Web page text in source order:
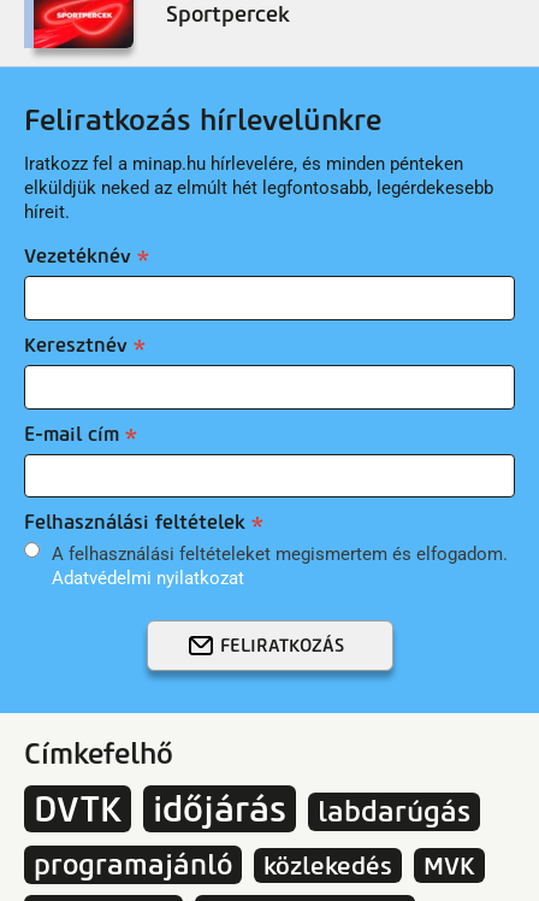
Sportpercek
Feliratkozás hírlevelünkre
Iratkozz fel a minap.hu hírlevelére, és minden pénteken
elküldjük neked az elmúlt hét legfontosabb, legérdekesebb
híreit.
Vezetéknév
Keresztnév
E-mail cím
Felhasználási feltételek
A felhasználási feltételeket megismertem és elfogadom.
Adatvédelmi nyilatkozat
FELIRATKOZÁS
Címkefelhő
DVTK időjárás
labdarúgás
programajánló
közlekedés MVK